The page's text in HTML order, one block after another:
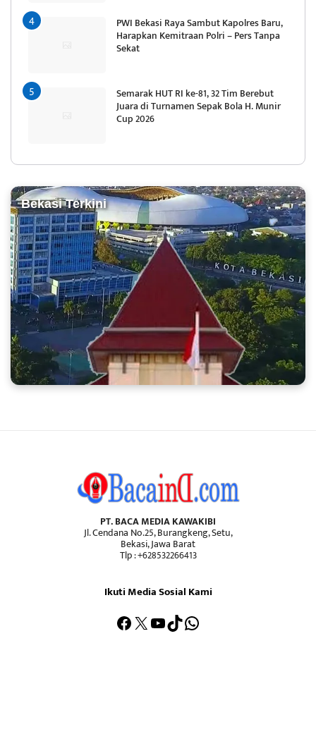
PWI Bekasi Raya Sambut Kapolres Baru,
Harapkan Kemitraan Polri – Pers Tanpa
Sekat
Semarak HUT RI ke-81, 32 Tim Berebut
Juara di Turnamen Sepak Bola H. Munir
Cup 2026
Bekasi Terkini
PT. BACA MEDIA KAWAKIBI
Jl. Cendana No.25, Burangkeng, Setu,
Bekasi, Jawa Barat
Tlp : +628532266413
Ikuti Media Sosial Kami
Facebook
X YouTube
TikTokWhatsApp